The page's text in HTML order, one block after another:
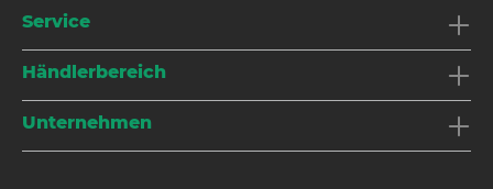
Service
Händlerbereich
Unternehmen